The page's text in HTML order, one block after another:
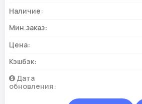
Наличие:
Мин.заказ:
Цена:
Кэшбэк:
Дата
обновления: